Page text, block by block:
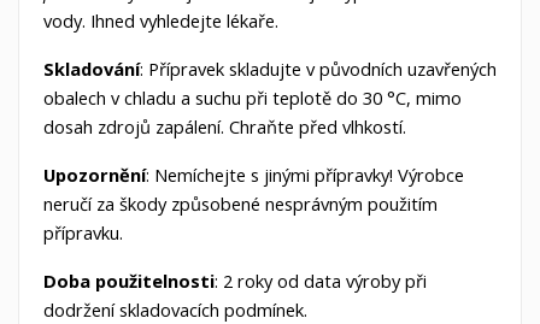
vody. Ihned vyhledejte lékaře.
Skladování: Přípravek skladujte v původních uzavřených
obalech v chladu a suchu při teplotě do 30 °C, mimo
dosah zdrojů zapálení. Chraňte před vlhkostí.
Upozornění: Nemíchejte s jinými přípravky! Výrobce
neručí za škody způsobené nesprávným použitím
přípravku.
Doba použitelnosti: 2 roky od data výroby při
dodržení skladovacích podmínek.